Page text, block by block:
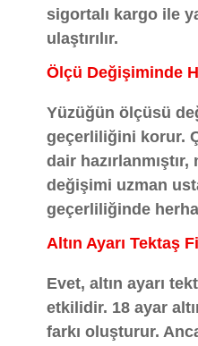
sigortalı kargo ile
ulaştırılır.
Ölçü Değişiminde
Yüzüğün ölçüsü
geçerliliğini korur.
dair
değişimi uzman
geçerliliğinde
Altın Ayarı Tektaş
Evet, altın ayarı
etkilidir. 18 ayar
farkı oluşturur.